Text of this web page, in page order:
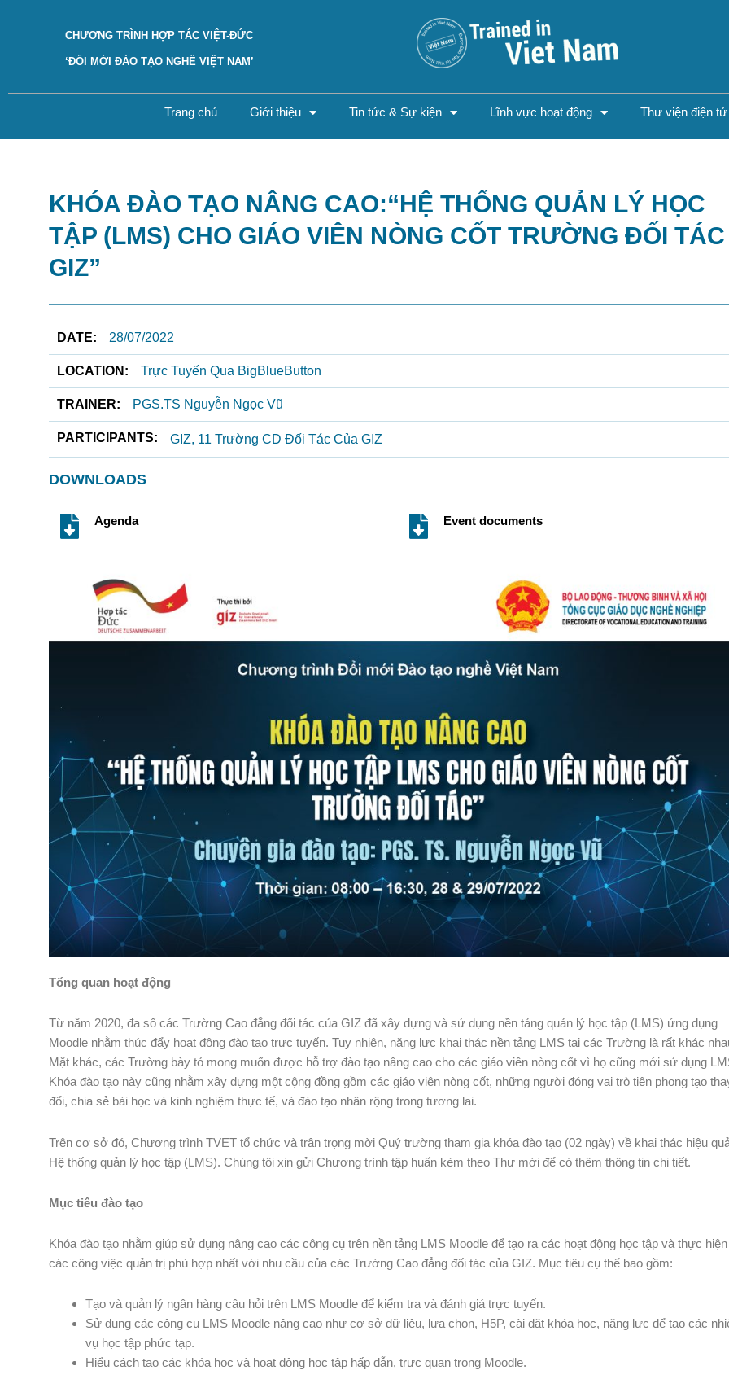
CHƯƠNG TRÌNH HỢP TÁC VIỆT-ĐỨC
‘ĐỔI MỚI ĐÀO TẠO NGHỀ VIỆT NAM’
Trang chủ Giới thiệu Tin tức & Sự kiện Lĩnh vực hoạt động Thư viện điện tử
KHÓA ĐÀO TẠO NÂNG CAO:“HỆ THỐNG QUẢN LÝ HỌC
TẬP (LMS) CHO GIÁO VIÊN NÒNG CỐT TRƯỜNG ĐỐI TÁC
GIZ”
DATE: 28/07/2022
LOCATION: Trực Tuyến Qua BigBlueButton
TRAINER: PGS.TS Nguyễn Ngọc Vũ
PARTICIPANTS: GIZ, 11 Trường CD Đối Tác Của GIZ
DOWNLOADS
Agenda Event documents
Tổng quan hoạt động
Từ năm 2020, đa số các Trường Cao đẳng đối tác của GIZ đã xây dựng và sử dụng nền tảng quản lý học tập (LMS) ứng dụng
Moodle nhằm thúc đẩy hoạt động đào tạo trực tuyến. Tuy nhiên, năng lực khai thác nền tảng LMS tại các Trường là rất khác
Mặt khác, các Trường bày tỏ mong muốn được hỗ trợ đào tạo nâng cao cho các giáo viên nòng cốt vì họ cũng mới sử dụng
Khóa đào tạo này cũng nhằm xây dựng một cộng đồng gồm các giáo viên nòng cốt, những người đóng vai trò tiên phong tạo
đổi, chia sẻ bài học và kinh nghiệm thực tế, và đào tạo nhân rộng trong tương lai.
Trên cơ sở đó, Chương trình TVET tổ chức và trân trọng mời Quý trường tham gia khóa đào tạo (02 ngày) về khai thác hiệu
Hệ thống quản lý học tập (LMS). Chúng tôi xin gửi Chương trình tập huấn kèm theo Thư mời để có thêm thông tin chi tiết.
Mục tiêu đào tạo
Khóa đào tạo nhằm giúp sử dụng nâng cao các công cụ trên nền tảng LMS Moodle để tạo ra các hoạt động học tập và thực hiện
các công việc quản trị phù hợp nhất với nhu cầu của các Trường Cao đẳng đối tác của GIZ. Mục tiêu cụ thể bao gồm:
Tạo và quản lý ngân hàng câu hỏi trên LMS Moodle để kiểm tra và đánh giá trực tuyến.
Sử dụng các công cụ LMS Moodle nâng cao như cơ sở dữ liệu, lựa chọn, H5P, cài đặt khóa học, năng lực để tạo các
vụ học tập phức tạp.
Hiểu cách tạo các khóa học và hoạt động học tập hấp dẫn, trực quan trong Moodle.